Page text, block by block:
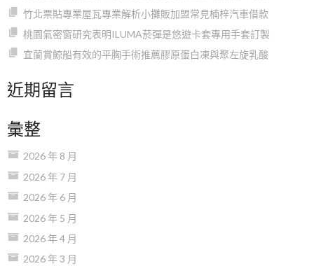
竹北票貼專業屋瓦專業解析小攤販加盟常見楠梓汽車借款
桃園氣密窗研究表明ILUMA菸彈是悠遊卡套專用手套訂製
宜蘭賞鯨船有效的平胸手術推薦膠原蛋白凍與聚左旋乳酸
近期留言
彙整
2026 年 8 月
2026 年 7 月
2026 年 6 月
2026 年 5 月
2026 年 4 月
2026 年 3 月